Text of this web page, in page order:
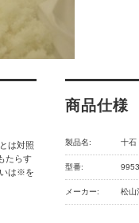
は対照
たらす
いは※を
商品仕様
製品名: 十
型番: 9953
メーカー: 松山